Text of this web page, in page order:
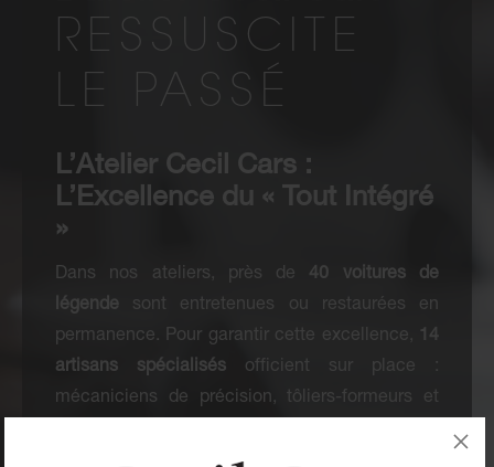
RESSUSCITE
LE PASSÉ
L’Atelier Cecil Cars :
L’Excellence du « Tout Intégré
»
Dans nos ateliers, près de 40 voitures de
légende sont entretenues ou restaurées en
permanence. Pour garantir cette excellence,
14
artisans spécialisés officient sur place :
mécaniciens de précision, tôliers-formeurs et